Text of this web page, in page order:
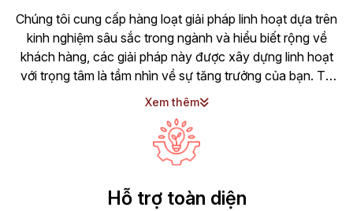
Chúng tôi cung cấp hàng loạt giải pháp linh hoạt dựa trên
kinh nghiệm sâu sắc trong ngành và hiểu biết rộng về
khách hàng, các giải pháp này được xây dựng linh hoạt
với trọng tâm là tầm nhìn về sự tăng trưởng của bạn. Từ
bo mạch chủ, PC và các thiết bị ngoại vi cho tới máy chủ,
ngày nay cũng như tương lai của bạn. Và còn hàng loạt
các lựa chọn dịch vụ linh hoạt hỗ trợ theo đó, để mang lại
sự yên tâm cho bạn.
Xem thêm
Hỗ trợ toàn diện